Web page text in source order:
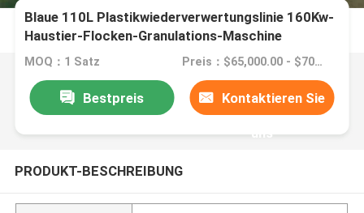
Blaue 110L Plastikwiederverwertungslinie 160Kw-
Haustier-Flocken-Granulations-Maschine
MOQ：1 Satz Preis：$65,000.00 - $70,000.00/sets
Bestpreis Kontaktieren Sie
uns
PRODUKT-BESCHREIBUNG